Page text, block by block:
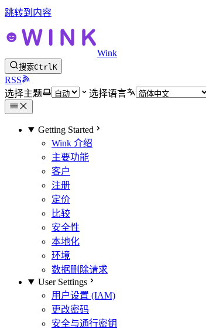
跳转到内容
Wink
搜索CtrlK
RSS
选择主题
选择语言
Getting Started
Wink 介绍
主要功能
客户
注册
定价
比较
安全性
本地化
环境
数据删除请求
User Settings
用户设置 (IAM)
更改密码
安全与通行密钥